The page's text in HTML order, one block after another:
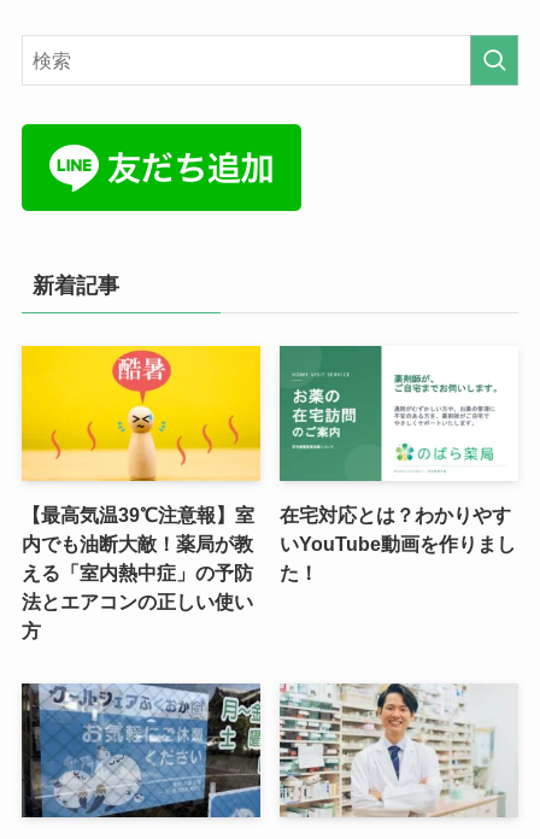
新着記事
【最高気温39℃注意報】室
内でも油断大敵！薬局が教
える「室内熱中症」の予防
法とエアコンの正しい使い
方
在宅対応とは？わかりやす
いYouTube動画を作りまし
た！